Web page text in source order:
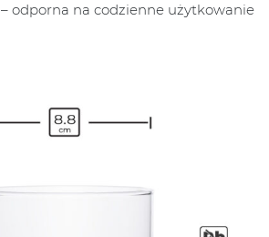
– odporna na codzienne użytkowanie